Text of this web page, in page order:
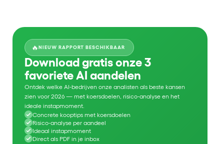
🔥 NIEUW RAPPORT BESCHIKBAAR
Download gratis onze 3
favoriete AI aandelen
Ontdek welke AI-bedrijven onze analisten als beste kansen
zien voor 2026 — met koersdoelen, risico-analyse en het
ideale instapmoment.
Concrete kooptips met koersdoelen
Risico-analyse per aandeel
Ideaal instapmoment
Direct als PDF in je inbox